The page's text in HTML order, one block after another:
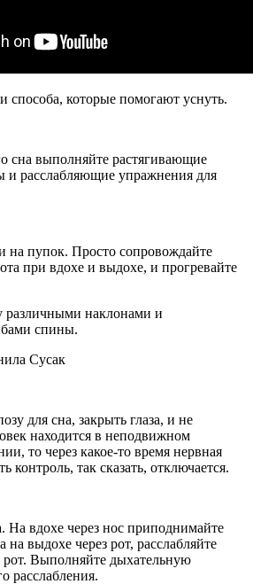
способа, которые помогают уснуть.
сна выполняйте растягивающие
и расслабляющие упражнения для
на пупок. Просто сопровождайте
при вдохе и выдохе, и прогревайте
различными наклонами и
спины.
для сна, закрыть глаза, и не
находится в неподвижном
то через какое-то время нервная
контроль, так сказать, отключается.
На вдохе через нос приподнимайте
на выдохе через рот, расслабляйте
Выполняйте дыхательную
расслабления.